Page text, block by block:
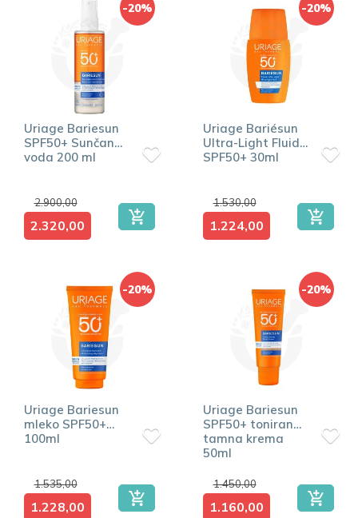
-20%
Uriage Bariesun
SPF50+ Sunčana
voda 200 ml
2.900,00
2.320,00
-20%
Uriage Bariésun
Ultra-Light Fluid
SPF50+ 30ml
1.530,00
1.224,00
-20%
Uriage Bariesun
mleko SPF50+
100ml
1.535,00
1.228,00
-20%
Uriage Bariesun
SPF50+ tonirana
tamna krema
50ml
1.450,00
1.160,00